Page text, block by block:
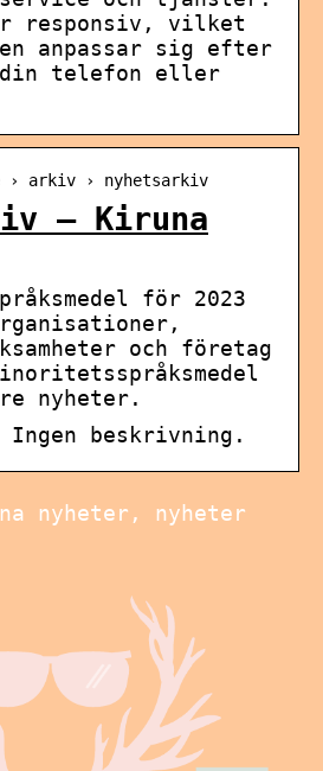
responsiv, vilket
anpassar sig efter
telefon eller
arkiv › nyhetsarkiv
– Kiruna
för 2023
och företag
nyheter.
Ingen beskrivning.
nyheter, nyheter